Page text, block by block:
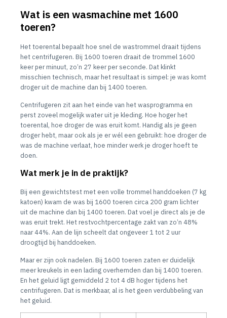
Wat is een wasmachine met 1600
toeren?
Het toerental bepaalt hoe snel de wastrommel draait tijdens
het centrifugeren. Bij 1600 toeren draait de trommel 1600
keer per minuut, zo’n 27 keer per seconde. Dat klinkt
misschien technisch, maar het resultaat is simpel: je was komt
droger uit de machine dan bij 1400 toeren.
Centrifugeren zit aan het einde van het wasprogramma en
perst zoveel mogelijk water uit je kleding. Hoe hoger het
toerental, hoe droger de was eruit komt. Handig als je geen
droger hebt, maar ook als je er wél een gebruikt: hoe droger de
was de machine verlaat, hoe minder werk je droger hoeft te
doen.
Wat merk je in de praktijk?
Bij een gewichtstest met een volle trommel handdoeken (7 kg
katoen) kwam de was bij 1600 toeren circa 200 gram lichter
uit de machine dan bij 1400 toeren. Dat voel je direct als je de
was eruit trekt. Het restvochtpercentage zakt van zo’n 48%
naar 44%. Aan de lijn scheelt dat ongeveer 1 tot 2 uur
droogtijd bij handdoeken.
Maar er zijn ook nadelen. Bij 1600 toeren zaten er duidelijk
meer kreukels in een lading overhemden dan bij 1400 toeren.
En het geluid ligt gemiddeld 2 tot 4 dB hoger tijdens het
centrifugeren. Dat is merkbaar, al is het geen verdubbeling van
het geluid.